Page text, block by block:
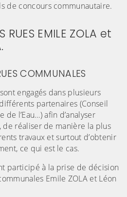
de concours communautaire.
RUES EMILE ZOLA et
COMMUNALES
engagés dans plusieurs
partenaires (Conseil
l’Eau…) afin d’analyser
réaliser de manière la plus
travaux et surtout d’obtenir
ce qui est le cas.
participé à la prise de décision
Emile ZOLA et Léon